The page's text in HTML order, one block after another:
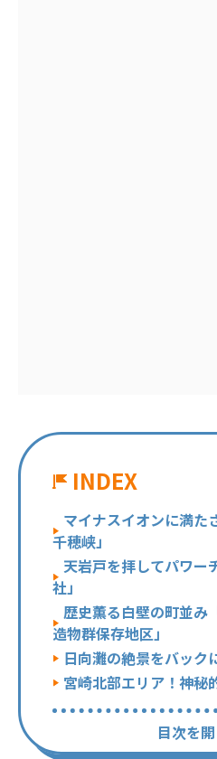
目次を開
INDEX
マイナスイオンに満た
千穂峡」
天岩戸を拝してパワー
社」
歴史薫る白壁の町並み
造物群保存地区」
日向灘の絶景をバック
宮崎北部エリア！神秘